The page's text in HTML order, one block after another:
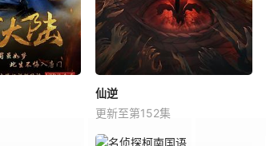
仙逆
更新至第152集